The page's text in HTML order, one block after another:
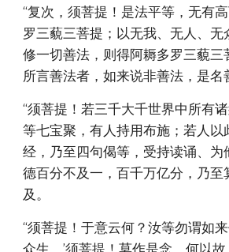
“复次，须菩提！是法平等，无有
罗三藐三菩提；以无我、无人、无
修一切善法，则得阿耨多罗三藐三
所言善法者，如来说非善法，是名
“须菩提！若三千大千世界中所有
等七宝聚，有人持用布施；若人以
经，乃至四句偈等，受持读诵、为
德百分不及一，百千万亿分，乃至
及。
“须菩提！于意云何？汝等勿谓如